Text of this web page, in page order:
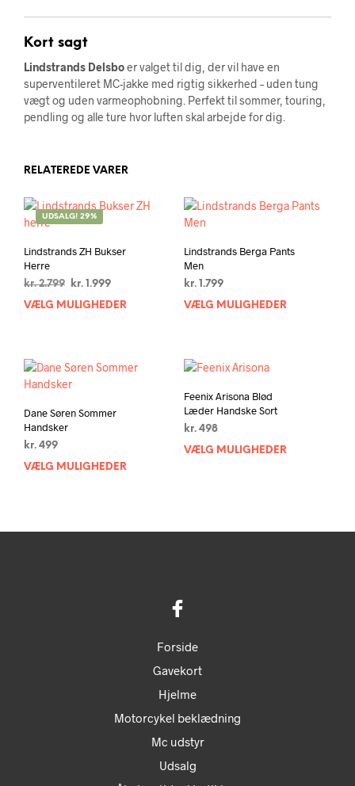
Kort sagt
Lindstrands Delsboer valget til dig, der vil have en
superventileret MC-jakke med rigtig sikkerhed – uden tung
vægt og uden varmeophobning. Perfekt til sommer, touring,
pendling og alle ture hvor luften skal arbejde for dig.
RELATEREDE VARER
UDSALG! 29%
Lindstrands ZH Bukser
Herre
kr.2.799
Den
oprindelige
kr. 1.999Den
aktuelle
VÆLG MULIGHEDER
Dette
flere
varianter.
Mulighederne
kan
vælges
varesiden
Lindstrands Berga Pants
Men
kr.1.799
VÆLG MULIGHEDER
Dane Søren Sommer
Handsker
kr. 499
VÆLG MULIGHEDER
varianter.
på
varesiden
Feenix Arisona Blød
Læder Handske Sort
kr.498
VÆLG MULIGHEDER
Forside
Gavekort
Hjelme
Motorcykel beklædning
Mc udstyr
Udsalg